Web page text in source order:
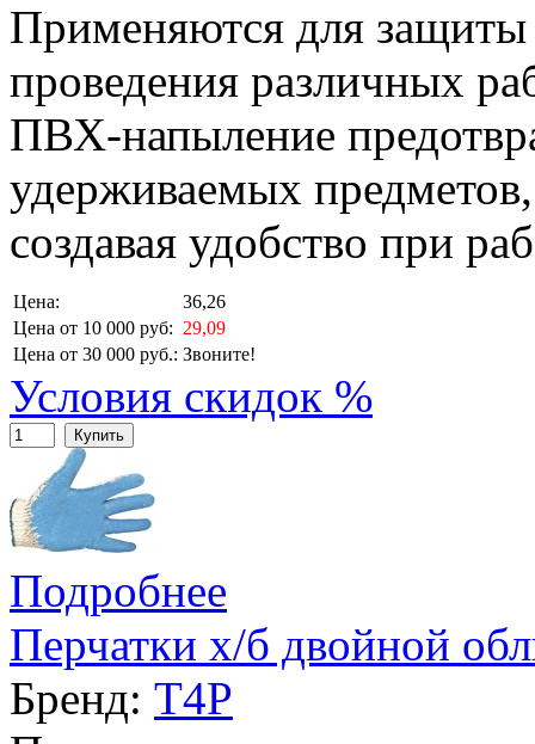
Применяются для защиты
проведения различных
ПВХ-напыление
удерживаемых
создавая удобство при
Цена:
36,26
Цена от 10 000 руб: 29,09
Цена от 30 000 руб.: Звоните!
Условия скидок %
Купить
Подробнее
Перчатки х/б двойной
Бренд: T4P